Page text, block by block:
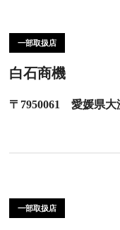
一部取扱店
白石商機
〒7950061 愛媛県大
一部取扱店